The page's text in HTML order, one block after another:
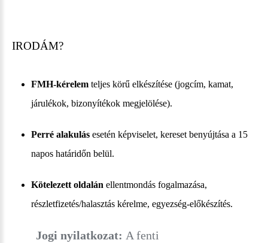
IRODÁM?
FMH-kérelem teljes körű elkészítése (jogcím, kamat,
járulékok, bizonyítékok megjelölése).
Perré alakulás esetén képviselet, kereset benyújtása a 15
napos határidőn belül.
Kötelezett oldalán ellentmondás fogalmazása,
részletfizetés/halasztás kérelme, egyezség-előkészítés.
Jogi nyilatkozat: A fenti